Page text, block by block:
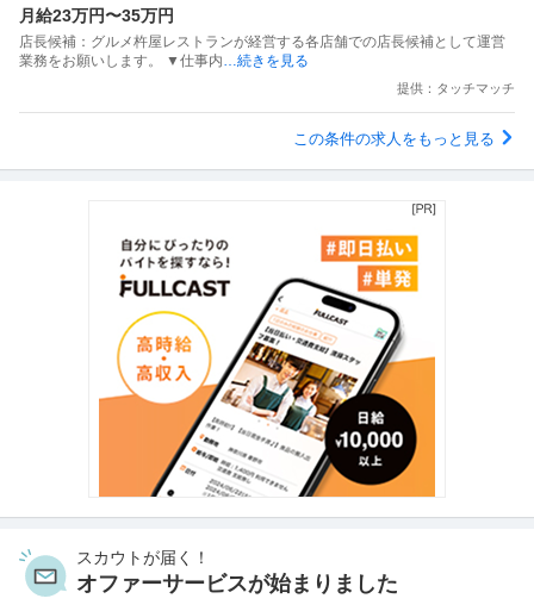
月給23万円〜35万円
店長候補：グルメ杵屋レストランが経営する各店舗での店長候補として運営
業務をお願いします。 ▼仕事内 …続きを見る
提供：タッチマッチ
この条件の求人をもっと見る
スカウトが届く！
オファーサービスが始まりました